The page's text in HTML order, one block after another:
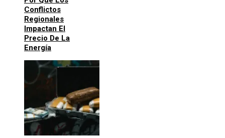
Conflictos
Regionales
Impactan El
Precio De La
Energía